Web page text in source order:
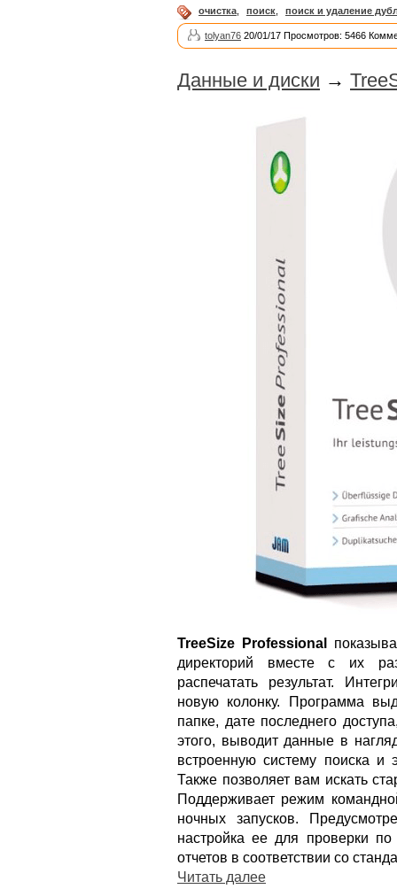
очистка, поиск, поиск и удаление
tolyan76 20/01/17 Просмотров: 5466
Данные и диски →
TreeSize Professional
директорий вместе с их
распечатать результат.
новую колонку. Программа
папке, дате последнего
этого, выводит данные в
встроенную систему поиска и
Также позволяет вам искать
Поддерживает режим
ночных запусков.
настройка ее для проверки
отчетов в соответствии со
Читать далее